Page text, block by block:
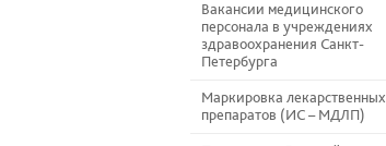
Вакансии медицинского
персонала в учреждениях
здравоохранения Санкт-
Петербурга
Маркировка лекарственных
препаратов (ИС – МДЛП)